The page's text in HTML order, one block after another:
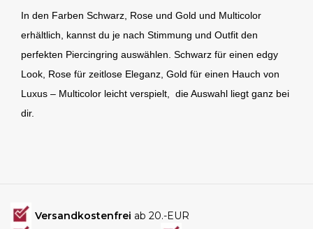
In den Farben Schwarz, Rose und Gold und Multicolor
erhältlich, kannst du je nach Stimmung und Outfit den
perfekten Piercingring auswählen. Schwarz für einen edgy
Look, Rose für zeitlose Eleganz, Gold für einen Hauch von
Luxus – Multicolor leicht verspielt, die Auswahl liegt ganz bei
dir.
Versandkostenfrei ab 20.-EUR